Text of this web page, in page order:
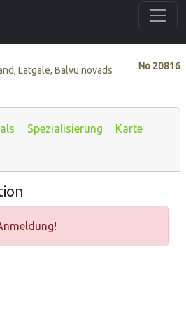
No 20816
Latgale, Balvu novads
Spezialisierung Karte